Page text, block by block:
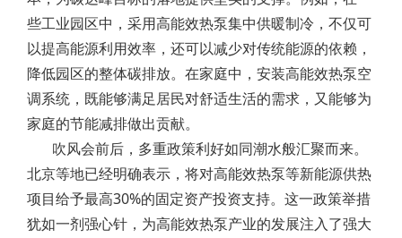
些工业园区中，采用高能效热泵集中供暖制冷，不仅可
以提高能源利用效率，还可以减少对传统能源的依赖，
降低园区的整体碳排放。在家庭中，安装高能效热泵空
调系统，既能够满足居民对舒适生活的需求，又能够为
家庭的节能减排做出贡献。
吹风会前后，多重政策利好如同潮水般汇聚而来。
北京等地已经明确表示，将对高能效热泵等新能源供热
项目给予最高30%的固定资产投资支持。这一政策举措
犹如一剂强心针，为高能效热泵产业的发展注入了强大